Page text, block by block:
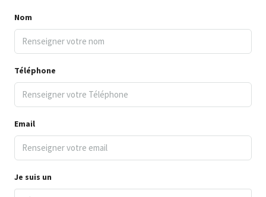
Nom
Téléphone
Email
Je suis un